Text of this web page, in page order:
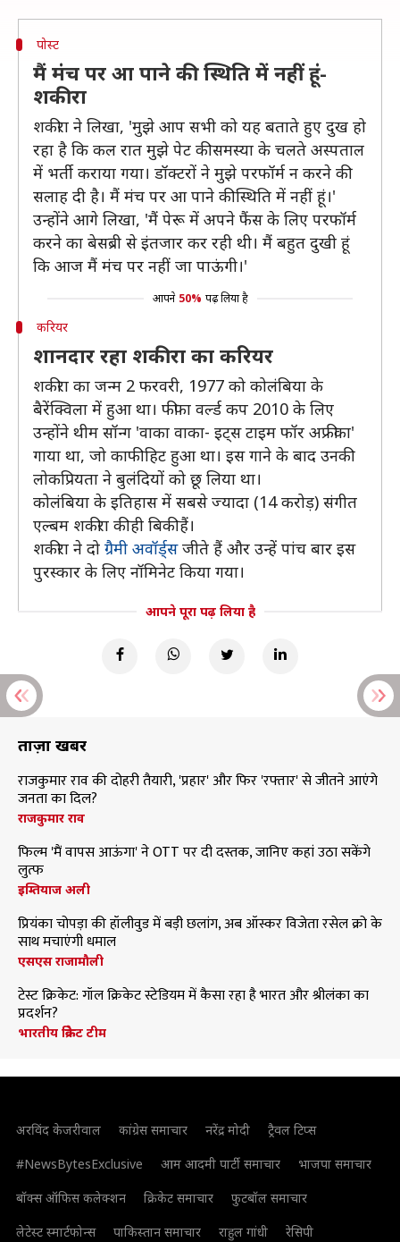
पोस्ट
मैं मंच पर आ पाने की स्थिति में नहीं हूं-
शकीरा
शकीरा ने लिखा, 'मुझे आप सभी को यह बताते हुए दुख हो
रहा है कि कल रात मुझे पेट की समस्या के चलते अस्पताल
में भर्ती कराया गया। डॉक्टरों ने मुझे परफॉर्म न करने की
सलाह दी है। मैं मंच पर आ पाने की स्थिति में नहीं हूं।'
उन्होंने आगे लिखा, 'मैं पेरू में अपने फैंस के लिए परफॉर्म
करने का बेसब्री से इंतजार कर रही थी। मैं बहुत दुखी हूं
कि आज मैं मंच पर नहीं जा पाऊंगी।'
आपने 50% पढ़ लिया है
करियर
शानदार रहा शकीरा का करियर
शकीरा का जन्म 2 फरवरी, 1977 को कोलंबिया के
बैरेंक्विला में हुआ था। फीफा वर्ल्ड कप 2010 के लिए
उन्होंने थीम सॉन्ग 'वाका वाका- इट्स टाइम फॉर अफ्रीका'
गाया था, जो काफी हिट हुआ था। इस गाने के बाद उनकी
लोकप्रियता ने बुलंदियों को छू लिया था।
कोलंबिया के इतिहास में सबसे ज्यादा (14 करोड़) संगीत
एल्बम शकीरा की ही बिकी हैं।
शकीरा ने दो ग्रैमी अवॉर्ड्सजीते हैं और उन्हें पांच बार इस
पुरस्कार के लिए नॉमिनेट किया गया।
आपने पूरा पढ़ लिया है
ताज़ा खबरें
राजकुमार राव की दोहरी तैयारी, 'प्रहार' और फिर 'रफ्तार' से जीतने आएंगे
जनता का दिल?
राजकुमार राव
फिल्म 'मैं वापस आऊंगा' ने OTT पर दी दस्तक, जानिए कहां उठा सकेंगे
लुत्फ
इम्तियाज अली
प्रियंका चोपड़ा की हॉलीवुड में बड़ी छलांग, अब ऑस्कर विजेता रसेल क्रो के
साथ मचाएंगी धमाल
एसएस राजामौली
टेस्ट क्रिकेट: गॉल क्रिकेट स्टेडियम में कैसा रहा है भारत और श्रीलंका का
प्रदर्शन?
भारतीय क्रिकेट टीम
अरविंद केजरीवाल कांग्रेस समाचार नरेंद्र मोदी
ट्रैवल टिप्स
#NewsBytesExclusive
आम आदमी पार्टी समाचार
भाजपा समाचार
बॉक्स ऑफिस कलेक्शन
क्रिकेट समाचार
फुटबॉल समाचार
लेटेस्ट स्मार्टफोन्स
पाकिस्तान समाचार राहुल गांधी रेसिपी